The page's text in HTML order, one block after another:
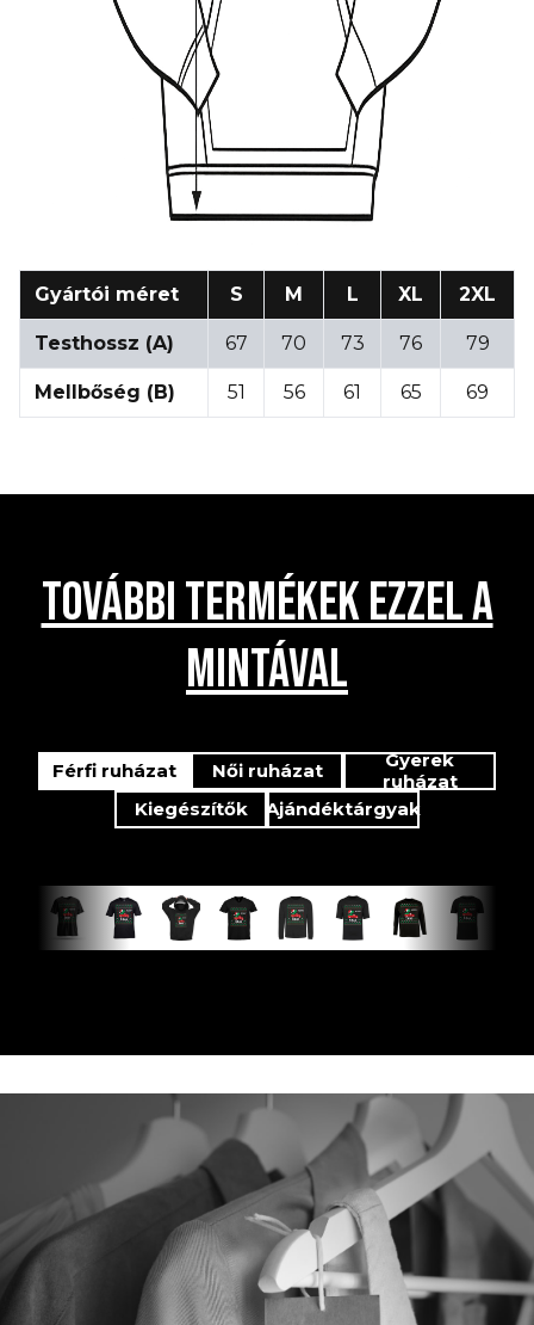
Gyártói méret S M L XL 2XL
Testhossz (A) 67 70 73 76 79
Mellbőség (B) 51 56 61 65 69
TOVÁBBI TERMÉKEK EZZEL A
MINTÁVAL
Férfi ruházat Női ruházat
Gyerek
ruházat
Kiegészítők
Ajándéktárgyak